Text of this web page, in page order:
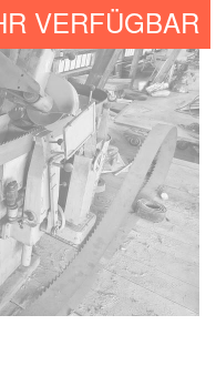
VERFÜGBAR